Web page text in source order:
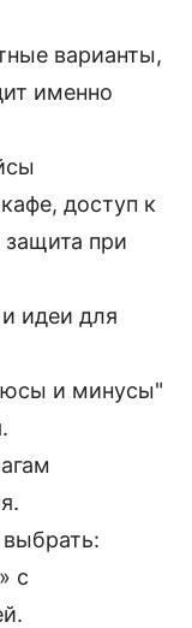
варианты,
именно
доступ к
защита при
идеи для
и минусы"
с